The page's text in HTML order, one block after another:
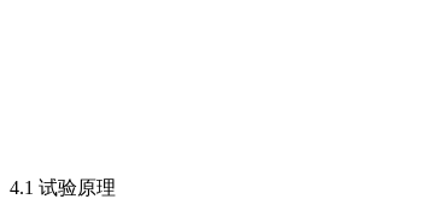
4.1 试验原理